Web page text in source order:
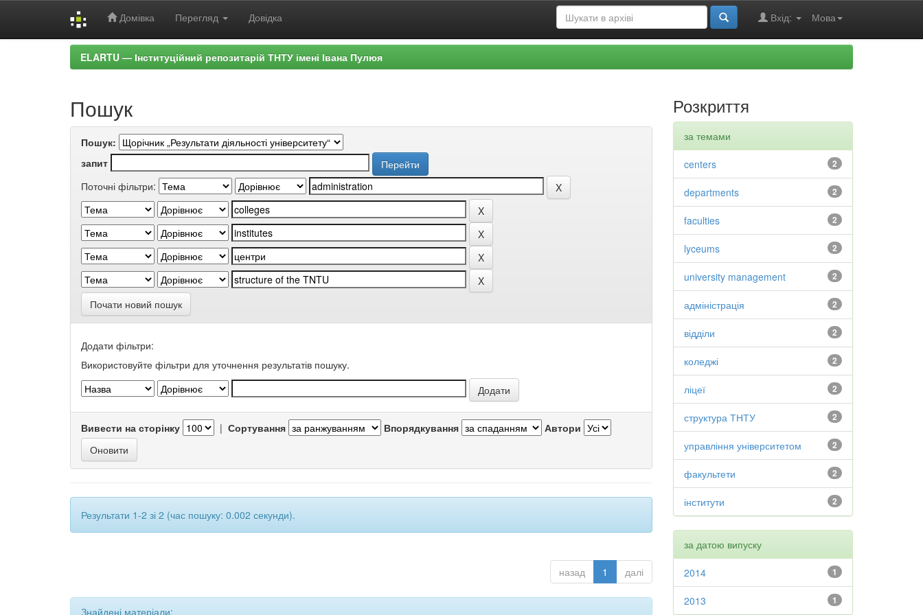
Домівка Перегляд Довідка Мова
Вхід:
ELARTU — Інституційний репозитарій ТНТУ імені Івана Пулюя
Пошук
Пошук:
запит
Поточні фільтри:
Почати новий пошук
Додати фільтри:
Використовуйте фільтри для уточнення результатів пошуку.
Вивести на сторінку | Сортування Впорядкування Автори
Результати 1-2 зі 2 (час пошуку: 0.002 секунди).
назад 1 далі
Знайдені матеріали:
Розкриття
за темами
2
centers
2
departments
2
faculties
2
lyceums
2
university management
2
адміністрація
2
відділи
2
коледжі
2
ліцеї
2
структура ТНТУ
2
управління університетом
2
факультети
2
інститути
за датою випуску
1
2014
1
2013